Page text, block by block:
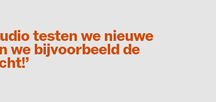
testen we nieuwe
we bijvoorbeeld de